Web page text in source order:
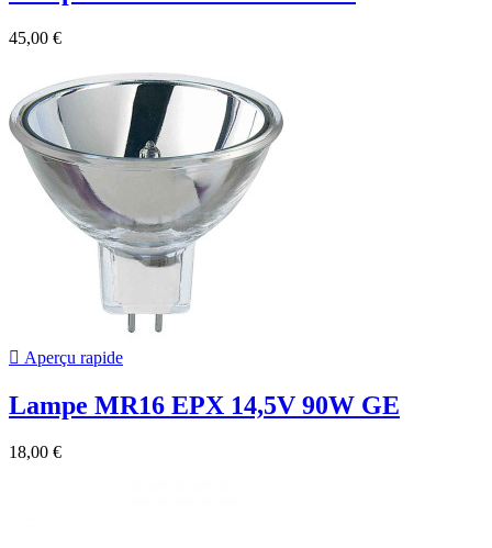
45,00 €
 Aperçu rapide
Lampe MR16 EPX 14,5V 90W GE
18,00 €